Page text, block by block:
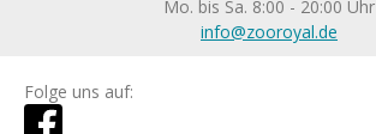
Mo. bis Sa. 8:00 - 20:00 Uhr
info@zooroyal.de
Folge uns auf: